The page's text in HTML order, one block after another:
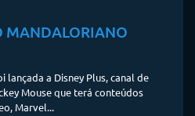
MANDALORIANO
lançada a Disney Plus, canal de
Mouse que terá conteúdos
Marvel...